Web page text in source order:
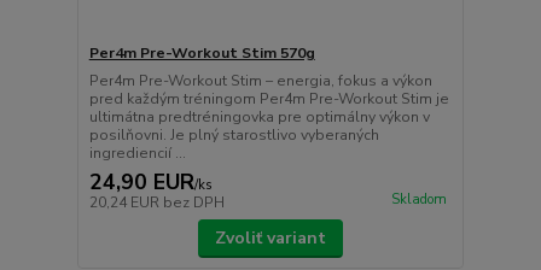
Per4m Pre-Workout Stim 570g
Per4m Pre-Workout Stim – energia, fokus a výkon
pred každým tréningom Per4m Pre-Workout Stim je
ultimátna predtréningovka pre optimálny výkon v
posilňovni. Je plný starostlivo vyberaných
ingrediencií ...
24,90 EUR/ks
20,24 EUR bez DPH Skladom
Zvoliť variant